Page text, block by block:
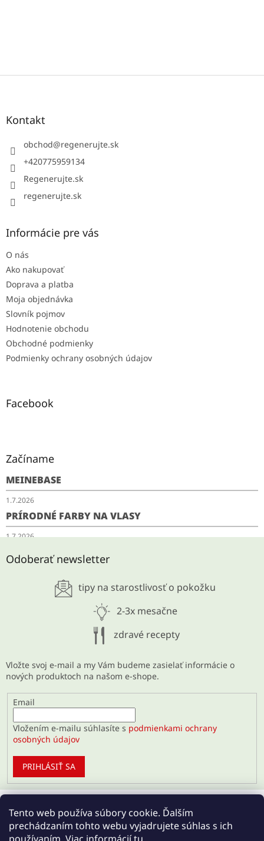
Tento web používa súbory cookie. Ďalším
prechádzaním tohto webu vyjadrujete súhlas s ich
Z
Kontakt
obchod@regenerujte.sk
+420775959134
Regenerujte.sk
regenerujte.sk
Informácie pre vás
O nás
Ako nakupovať
Doprava a platba
Moja objednávka
Slovník pojmov
Hodnotenie obchodu
Obchodné podmienky
Podmienky ochrany osobných údajov
Facebook
Začíname
MEINEBASE
1.7.2026
PRÍRODNÉ FARBY NA VLASY
1.7.2026
SCHUDNITE ODKYSLENÍM
Odoberať newsletter
tipy na starostlivosť o pokožku
2-3x mesačne
zdravé recepty
Vložte svoj e-mail a my Vám budeme zasielať informácie o
nových produktoch na našom e-shope.
Email
Vložením e-mailu súhlasíte s podmienkami ochrany
osobných údajov
PRIHLÁSIŤ SA